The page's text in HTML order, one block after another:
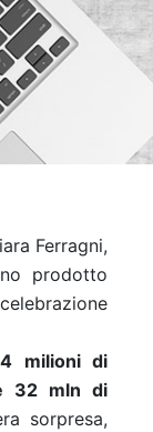
Ferragni,
prodotto
milioni di
32 mln di
sorpresa,